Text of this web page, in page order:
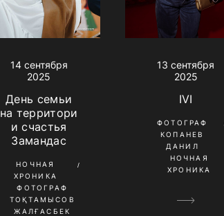
14 сентября
2025
День семьи
на территори
и счастья
Замандас
НОЧНАЯ
ХРОНИКА
ФОТОГРАФ
ТОҚТАМЫСОВ
ЖАЛҒАСБЕК
13 сентября
2025
IVI
ФОТОГРАФ
КОПАНЕВ
ДАНИЛ
НОЧНАЯ
ХРОНИКА